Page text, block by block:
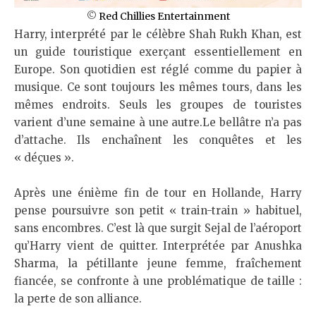
© Red Chillies Entertainment
Harry, interprété par le célèbre Shah Rukh Khan, est
un guide touristique exerçant essentiellement en
Europe. Son quotidien est réglé comme du papier à
musique. Ce sont toujours les mêmes tours, dans les
mêmes endroits. Seuls les groupes de touristes
varient d’une semaine à une autre.Le bellâtre n’a pas
d’attache. Ils enchaînent les conquêtes et les
« déçues ».
Après une énième fin de tour en Hollande, Harry
pense poursuivre son petit « train-train » habituel,
sans encombres. C’est là que surgit Sejal de l’aéroport
qu’Harry vient de quitter. Interprétée par Anushka
Sharma, la pétillante jeune femme, fraîchement
fiancée, se confronte à une problématique de taille :
la perte de son alliance.